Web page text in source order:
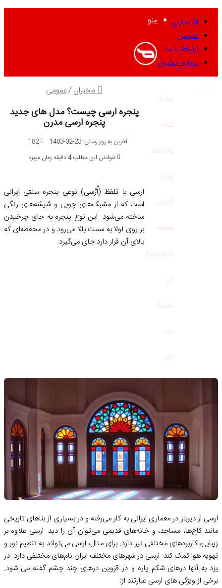
اقتصادی
عمومی
ارتباط با ما
درباره مخبران
منو
مخبران
کتاب
داروخانه
تهران
آموزش
صنعت
ارز دیجیتال
گل
یخچال
چاپ
زبان
مخبران/عمومی
پنجره ارسی چیست؟ مدل های جدید
پنجره ارسی مدرن
آخرین به روز رسانی: 23-02-1403
182
خواندن این مطلب 4 دقیقه زمان میبرد
ارسی با تلفظ (اُرُسی) نوعی پنجره سنتی ایرانی
است که از مشبک‌های چوبی و شیشه‌های رنگی
ساخته می‌شود. این نوع پنجره به جای چرخیدن
بر روی لولا به سمت بالا می‌رود و در محفظه‌ای که
بالای آن قرار دارد جای می‌گیرد.
ارسی از دیرباز در معماری ایرانی به کار می‌رفته و در بسیاری از بناهای تاریخی
مانند کاخ‌ها، مساجد، و خانه‌های قدیمی می‌توان آن را دید. ارسی علاوه بر
زیبایی، کاربردهای مختلفی نیز دارد. برای مثال، ارسی می‌تواند به تنظیم نور و
تهویه هوا کمک کند. ارسی در شهرهای مختلف ایران نام‌های مختلفی دارد. در
یزد به آنها درهای شکم پاره و در قزوین درهای چند چشم گفته می شود.
برخی از ویژگی های ارسی عبارتند از: